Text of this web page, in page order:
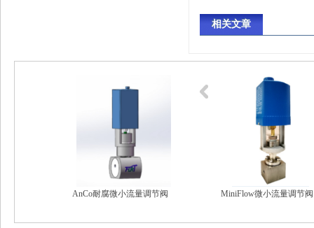
相关文章
稳压消气容器
AnCo耐腐微小流量调节阀 MiniFlow微小流量调节阀